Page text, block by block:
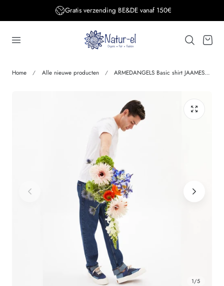
Gratis verzending BE&DE vanaf 150€
Home Alle nieuwe producten ARMEDANGELS Basic shirt JAAMES WHITE biologisch katoen
1/5